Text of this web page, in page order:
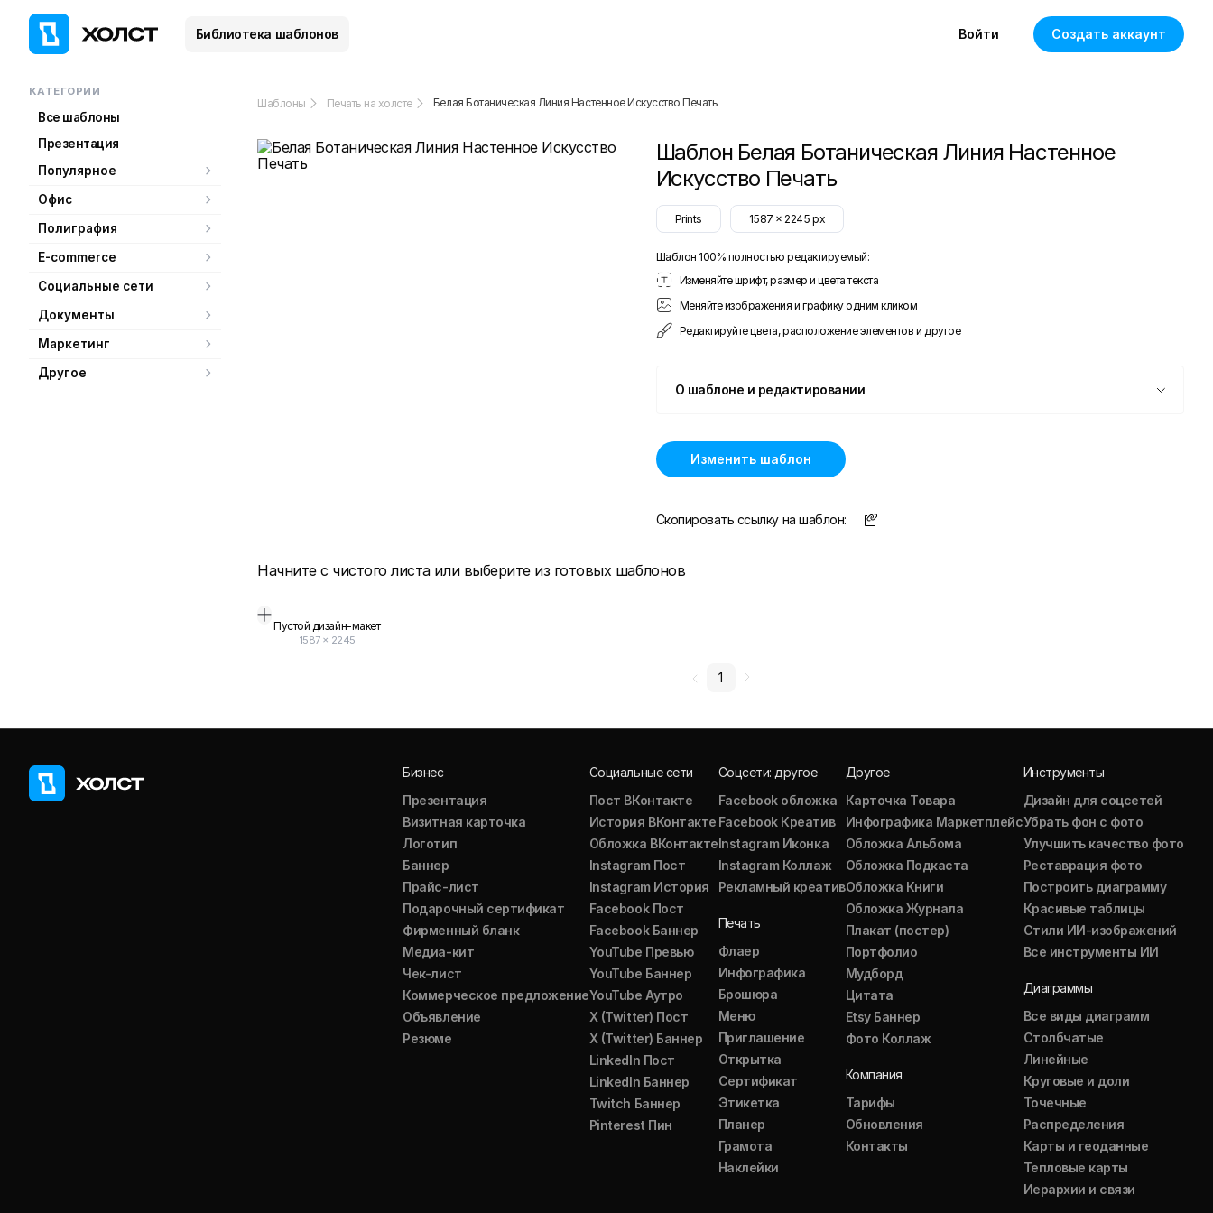
Библиотека шаблонов Войти Создать аккаунт
КАТЕГОРИИ
Все шаблоны
Презентация
Популярное
Офис
Полиграфия
E-commerce
Социальные сети
Документы
Маркетинг
Другое
Шаблоны Печать на холсте Белая Ботаническая Линия Настенное Искусство Печать
Шаблон Белая Ботаническая Линия Настенное
Искусство Печать
Prints 1587 x2245 px
Шаблон 100% полностью редактируемый:
Изменяйте шрифт, размер и цвета текста
Меняйте изображения и графику одним кликом
Редактируйте цвета, расположение элементов и другое
О шаблоне и редактировании
Изменить шаблон
Скопировать ссылку на шаблон:
Начните с чистого листа или выберите из готовых шаблонов
Пустой дизайн-макет
1587× 2245
1
Бизнес
Презентация
Визитная карточка
Логотип
Баннер
Прайс-лист
Подарочный сертификат
Фирменный бланк
Медиа-кит
Чек-лист
Коммерческое предложение
Объявление
Резюме
Социальные сети
Пост ВКонтакте
История ВКонтакте
Обложка ВКонтакте
Instagram Пост
Instagram История
Facebook Пост
Facebook Баннер
YouTube Превью
YouTube Баннер
YouTube Аутро
X (Twitter) Пост
X (Twitter) Баннер
LinkedIn Пост
LinkedIn Баннер
Twitch Баннер
Pinterest Пин
Соцсети: другое
Facebook обложка
Facebook Креатив
Instagram Иконка
Instagram Коллаж
Рекламный креатив
Печать
Флаер
Инфографика
Брошюра
Меню
Приглашение
Открытка
Сертификат
Этикетка
Планер
Грамота
Наклейки
Другое
Карточка Товара
Инфографика Маркетплейс
Обложка Альбома
Обложка Подкаста
Обложка Книги
Обложка Журнала
Плакат (постер)
Портфолио
Мудборд
Цитата
Etsy Баннер
Фото Коллаж
Компания
Тарифы
Обновления
Контакты
Инструменты
Дизайн для соцсетей
Убрать фон с фото
Улучшить качество фото
Реставрация фото
Построить диаграмму
Красивые таблицы
Стили ИИ-изображений
Все инструменты ИИ
Диаграммы
Все виды диаграмм
Столбчатые
Линейные
Круговые и доли
Точечные
Распределения
Карты и геоданные
Тепловые карты
Иерархии и связи